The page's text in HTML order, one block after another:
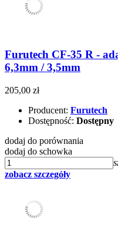
Furutech CF-35 R -
6,3mm / 3,5mm
205,00 zł
Producent: Furutech
Dostępność: Dostępny
dodaj do porównania
dodaj do schowka
zobacz szczegóły